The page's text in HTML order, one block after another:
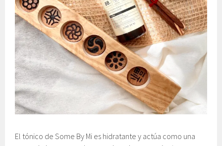
El tónico de Some By Mi es hidratante y actúa como una